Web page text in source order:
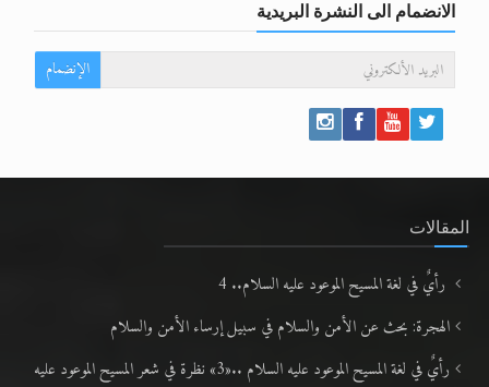
الانضمام الى النشرة البريدية
الإنضمام
المقالات
رأيٌ في لغة المسيح الموعود عليه السلام.. 4
الهجرة: بحث عن الأمن والسلام في سبيل إرساء الأمن والسلام
رأيٌ في لغة المسيح الموعود عليه السلام ..«3» نظرة في شعر المسيح الموعود عليه